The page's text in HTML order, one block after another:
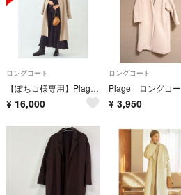
ロングコート
【ぽちコ様専用】Plageハミルトンノーカラーコート
¥ 16,000
ロングコート
¥ 3,950